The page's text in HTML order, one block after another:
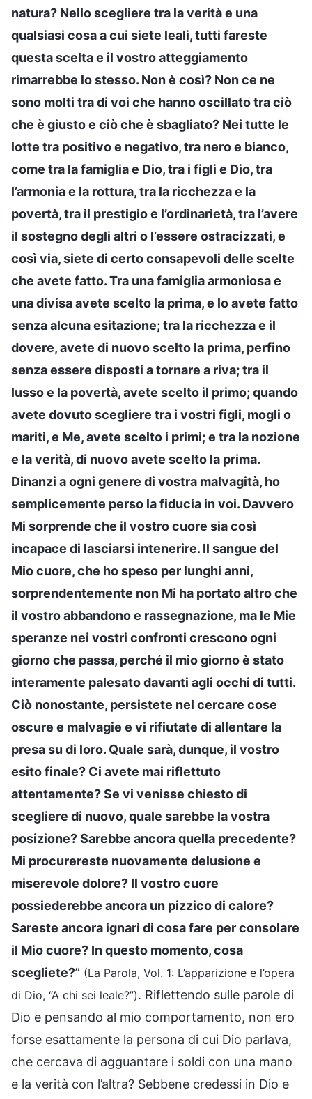
natura? Nello scegliere tra la verità e una
qualsiasi cosa a cui siete leali, tutti fareste
questa scelta e il vostro atteggiamento
rimarrebbe lo stesso. Non è così? Non ce ne
sono molti tra di voi che hanno oscillato tra ciò
che è giusto e ciò che è sbagliato? Nei tutte le
lotte tra positivo e negativo, tra nero e bianco,
come tra la famiglia e Dio, tra i figli e Dio, tra
l’armonia e la rottura, tra la ricchezza e la
povertà, tra il prestigio e l’ordinarietà, tra l’avere
il sostegno degli altri o l’essere ostracizzati, e
così via, siete di certo consapevoli delle scelte
che avete fatto. Tra una famiglia armoniosa e
una divisa avete scelto la prima, e lo avete fatto
senza alcuna esitazione; tra la ricchezza e il
dovere, avete di nuovo scelto la prima, perfino
senza essere disposti a tornare a riva; tra il
lusso e la povertà, avete scelto il primo; quando
avete dovuto scegliere tra i vostri figli, mogli o
mariti, e Me, avete scelto i primi; e tra la nozione
e la verità, di nuovo avete scelto la prima.
Dinanzi a ogni genere di vostra malvagità, ho
semplicemente perso la fiducia in voi. Davvero
Mi sorprende che il vostro cuore sia così
incapace di lasciarsi intenerire. Il sangue del
Mio cuore, che ho speso per lunghi anni,
sorprendentemente non Mi ha portato altro che
il vostro abbandono e rassegnazione, ma le Mie
speranze nei vostri confronti crescono ogni
giorno che passa, perché il mio giorno è stato
interamente palesato davanti agli occhi di tutti.
Ciò nonostante, persistete nel cercare cose
oscure e malvagie e vi rifiutate di allentare la
presa su di loro. Quale sarà, dunque, il vostro
esito finale? Ci avete mai riflettuto
attentamente? Se vi venisse chiesto di
scegliere di nuovo, quale sarebbe la vostra
posizione? Sarebbe ancora quella precedente?
Mi procurereste nuovamente delusione e
miserevole dolore? Il vostro cuore
possiederebbe ancora un pizzico di calore?
Sareste ancora ignari di cosa fare per consolare
il Mio cuore? In questo momento, cosa
scegliete?” (La Parola, Vol. 1: L’apparizione e l’opera
di Dio, “A chi sei leale?”). Riflettendo sulle parole di
Dio e pensando al mio comportamento, non ero
forse esattamente la persona di cui Dio parlava,
che cercava di agguantare i soldi con una mano
e la verità con l’altra? Sebbene credessi in Dio e